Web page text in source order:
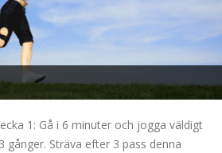
1: Gå i 6 minuter och jogga väldigt
gånger. Sträva efter 3 pass denna